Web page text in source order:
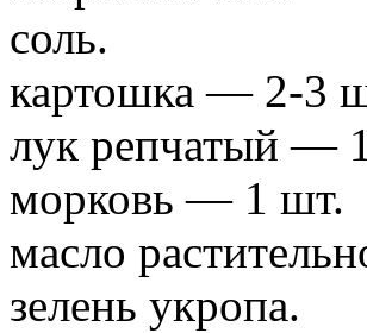
соль.
картошка — 2-3
лук репчатый —
морковь — 1 шт.
масло
зелень укропа.